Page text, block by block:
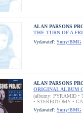
ALAN PARSONS
THE TURN OF A
Vydavateľ: Sony/BMG
ALAN PARSONS
ORIGINAL ALBUM
(albumy: PYRAMID •
• STEREOTOMY •
Vydavateľ: Sony/BMG